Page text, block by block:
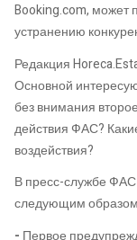
Booking.com, может
устранению
РедакцияHoreca.
Основной
без внимания
действия ФАС?
воздействия?
В пресс-службе
следующим
- Первое